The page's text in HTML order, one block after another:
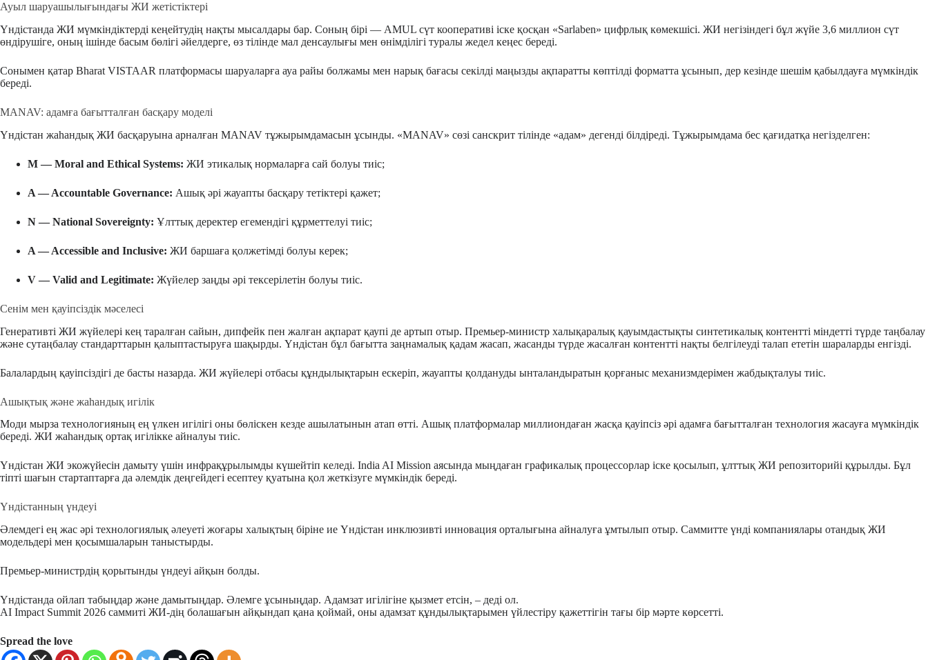
Ауыл шаруашылығындағы ЖИ жетістіктері
Үндістанда ЖИ мүмкіндіктерді кеңейтудің нақты мысалдары бар. Соның бірі — AMUL сүт кооперативі іске қосқан «Sarlaben» цифрлық көмекшісі. ЖИ негізіндегі бұл жүйе 3,6 миллион сүт
өндірушіге, оның ішінде басым бөлігі әйелдерге, өз тілінде мал денсаулығы мен өнімділігі туралы жедел кеңес береді.
Сонымен қатар Bharat VISTAAR платформасы шаруаларға ауа райы болжамы мен нарық бағасы секілді маңызды ақпаратты көптілді форматта ұсынып, дер кезінде шешім қабылдауға мүмкіндік
береді.
MANAV: адамға бағытталған басқару моделі
Үндістан жаһандық ЖИ басқаруына арналған MANAV тұжырымдамасын ұсынды. «MANAV» сөзі санскрит тілінде «адам» дегенді білдіреді. Тұжырымдама бес қағидатқа негізделген:
M — Moral and Ethical Systems: ЖИ этикалық нормаларға сай болуы тиіс;
A — Accountable Governance: Ашық әрі жауапты басқару тетіктері қажет;
N — National Sovereignty: Ұлттық деректер егемендігі құрметтелуі тиіс;
A — Accessible and Inclusive: ЖИ баршаға қолжетімді болуы керек;
V — Valid and Legitimate: Жүйелер заңды әрі тексерілетін болуы тиіс.
Сенім мен қауіпсіздік мәселесі
Генеративті ЖИ жүйелері кең таралған сайын, дипфейк пен жалған ақпарат қаупі де артып отыр. Премьер-министр халықаралық қауымдастықты синтетикалық контентті міндетті түрде таңбалау
және сутаңбалау стандарттарын қалыптастыруға шақырды. Үндістан бұл бағытта заңнамалық қадам жасап, жасанды түрде жасалған контентті нақты белгілеуді талап ететін шараларды енгізді.
Балалардың қауіпсіздігі де басты назарда. ЖИ жүйелері отбасы құндылықтарын ескеріп, жауапты қолдануды ынталандыратын қорғаныс механизмдерімен жабдықталуы тиіс.
Ашықтық және жаһандық игілік
Моди мырза технологияның ең үлкен игілігі оны бөліскен кезде ашылатынын атап өтті. Ашық платформалар миллиондаған жасқа қауіпсіз әрі адамға бағытталған технология жасауға мүмкіндік
береді. ЖИ жаһандық ортақ игілікке айналуы тиіс.
Үндістан ЖИ экожүйесін дамыту үшін инфрақұрылымды күшейтіп келеді. India AI Mission аясында мыңдаған графикалық процессорлар іске қосылып, ұлттық ЖИ репозиторийі құрылды. Бұл
тіпті шағын стартаптарға да әлемдік деңгейдегі есептеу қуатына қол жеткізуге мүмкіндік береді.
Үндістанның үндеуі
Әлемдегі ең жас әрі технологиялық әлеуеті жоғары халықтың біріне ие Үндістан инклюзивті инновация орталығына айналуға ұмтылып отыр. Саммитте үнді компаниялары отандық ЖИ
модельдері мен қосымшаларын таныстырды.
Премьер-министрдің қорытынды үндеуі айқын болды.
Үндістанда ойлап табыңдар және дамытыңдар. Әлемге ұсыныңдар. Адамзат игілігіне қызмет етсін, – деді ол.
AI Impact Summit 2026 саммиті ЖИ-дің болашағын айқындап қана қоймай, оны адамзат құндылықтарымен үйлестіру қажеттігін тағы бір мәрте көрсетті.
Spread the love